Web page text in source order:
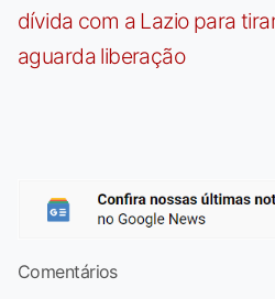
dívida com a Lazio para
aguarda liberação
Comentários